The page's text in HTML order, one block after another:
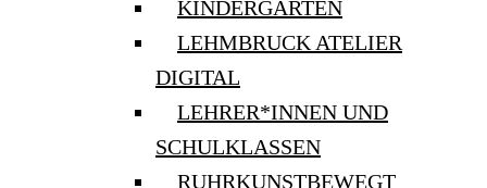
KINDERGÄRTEN
LEHMBRUCK ATELIER
DIGITAL
LEHRER*INNEN UND
SCHULKLASSEN
RUHRKUNSTBEWEGT